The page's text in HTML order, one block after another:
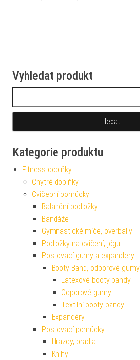
Vyhledat produkt
Kategorie produktu
Fitness doplňky
Chytré doplňky
Cvičební pomůcky
Balanční podložky
Bandáže
Gymnastické míče, overbally
Podložky na cvičení, jógu
Posilovací gumy a expandery
Booty Band, odporové gumy
Latexové booty bandy
Odporové gumy
Textilní booty bandy
Expandéry
Posilovací pomůcky
Hrazdy, bradla
Knihy